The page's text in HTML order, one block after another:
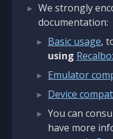
We strongly
documentation:
Basic usage,
using
Emulator
Device
You can
have more